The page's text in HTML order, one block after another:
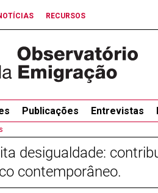
RECURSOS
Publicações Entrevistas
desigualdade:
contemporâneo.